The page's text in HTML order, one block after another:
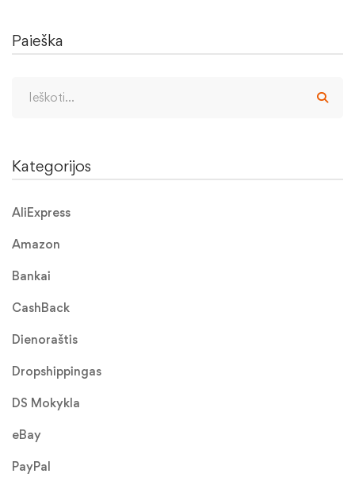
Paieška
Kategorijos
AliExpress
Amazon
Bankai
CashBack
Dienoraštis
Dropshippingas
DS Mokykla
eBay
PayPal